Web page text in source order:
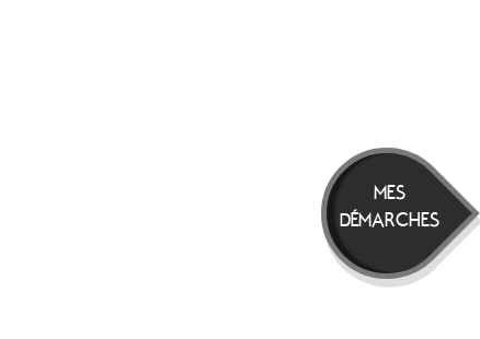
MES
DÉMARCHES